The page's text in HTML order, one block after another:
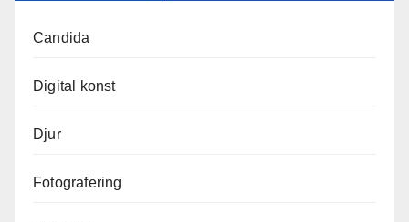
Candida
Digital konst
Djur
Fotografering